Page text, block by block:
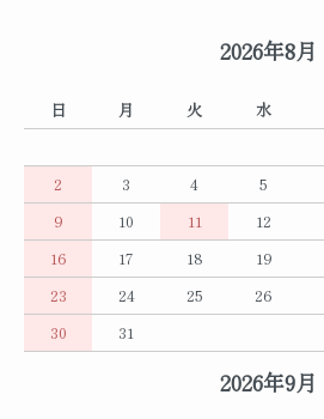
2026年8月
日 月 火 水
2
3 4 5
9
10 11 12
16
17 18 19
23
24 25 26
30
31
2026年9月